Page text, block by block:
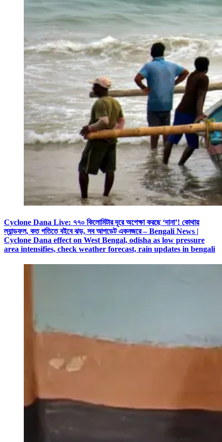
Cyclone Dana Live: ৭৭০ কিলোমিটার দূরে অপেক্ষা করছে ‘দানা’! কোথায়
ল্যান্ডফল, কত গতিতে বইবে ঝড়, সব আপডেট একনজরে – Bengali News |
Cyclone Dana effect on West Bengal, odisha as low pressure
area intensifies, check weather forecast, rain updates in bengali